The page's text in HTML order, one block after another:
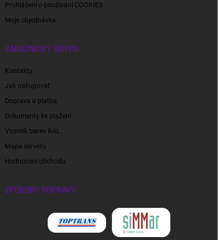
Prohlášení o používání COOKIES
Moje objednávka
ZÁKAZNICKÝ SERVIS
Kontakty
Jak nakupovat
Doprava a platba
Dokumenty ke stažení
Vzorník barev RAL
Mapa serveru
Hodnocení obchodu
ZPŮSOBY DOPRAVY